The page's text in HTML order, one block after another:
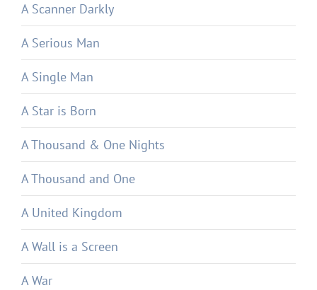
A Scanner Darkly
A Serious Man
A Single Man
A Star is Born
A Thousand & One Nights
A Thousand and One
A United Kingdom
A Wall is a Screen
A War